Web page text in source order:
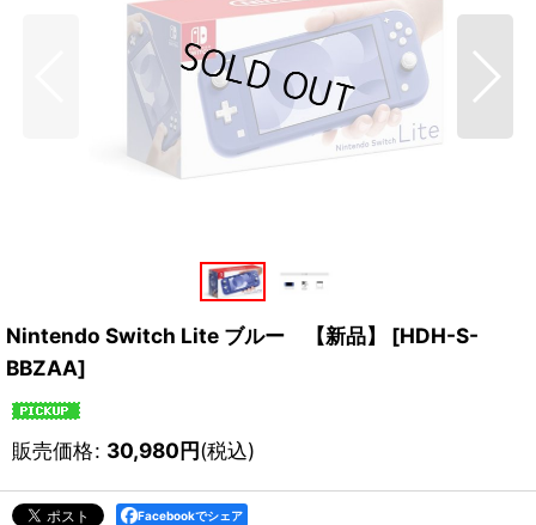
Nintendo Switch Lite ブルー 【新品】 [HDH-S-
BBZAA]
販売価格: 30,980円(税込)
Facebookでシェア